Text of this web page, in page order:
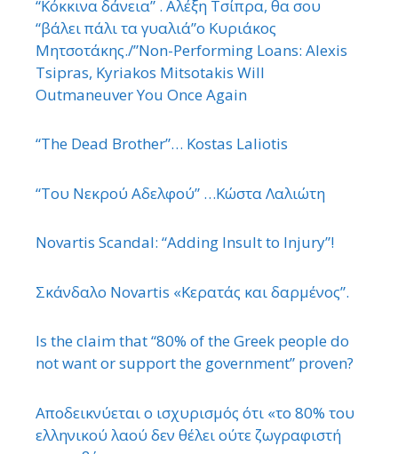
“Κόκκινα δάνεια” . Αλέξη Τσίπρα, θα σου
“βάλει πάλι τα γυαλιά”ο Κυριάκος
Μητσοτάκης./”Non-Performing Loans: Alexis
Tsipras, Kyriakos Mitsotakis Will
Outmaneuver You Once Again
“The Dead Brother”… Kostas Laliotis
“Του Νεκρού Αδελφού” …Κώστα Λαλιώτη
Novartis Scandal: “Adding Insult to Injury”!
Σκάνδαλο Novartis «Κερατάς και δαρμένος”.
Is the claim that “80% of the Greek people do
not want or support the government” proven?
Αποδεικνύεται ο ισχυρισμός ότι «το 80% του
ελληνικού λαού δεν θέλει ούτε ζωγραφιστή